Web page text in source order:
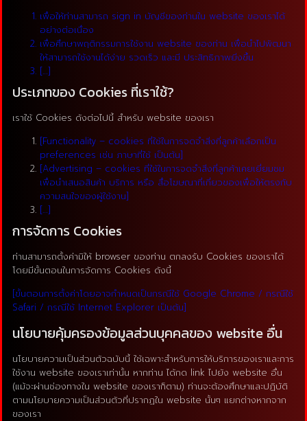
เพื่อให้ท่านสามารถ sign in บัญชีของท่านใน website ของเราได้
อย่างต่อเนื่อง
เพื่อศึกษาพฤติกรรมการใช้งาน website ของท่าน เพื่อนำไปพัฒนา
ให้สามารถใช้งานได้ง่าย รวดเร็ว และมี ประสิทธิภาพยิ่งขึ้น
[…]
ประเภทของ Cookies ที่เราใช้?
เราใช้ Cookies ดังต่อไปนี้ สำหรับ website ของเรา
[Functionality – cookies ที่ใช้ในการจดจำสิ่งที่ลูกค้าเลือกเป็น
preferences เช่น ภาษาที่ใช้ เป็นต้น]
[Advertising – cookies ที่ใช้ในการจดจำสิ่งที่ลูกค้าเคยเยี่ยมชม
เพื่อนำเสนอสินค้า บริการ หรือ สื่อโฆษณาที่เกี่ยวของเพื่อให้ตรงกับ
ความสนใจของผู้ใช้งาน]
[…]
การจัดการ Cookies
ท่านสามารถตั้งค่ามิให้ browser ของท่าน ตกลงรับ Cookies ของเราได้
โดยมีขั้นตอนในการจัดการ Cookies ดังนี้
[ขั้นตอนการตั้งค่าโดยอาจกำหนดเป็นกรณีใช้ Google Chrome / กรณีใช้
Safari / กรณีใช้ Internet Explorer เป็นต้น]
นโยบายคุ้มครองข้อมูลส่วนบุคคลของ website อื่น
นโยบายความเป็นส่วนตัวฉบับนี้ ใช้เฉพาะสำหรับการให้บริการของเราและการ
ใช้งาน website ของเราเท่านั้น หากท่าน ได้กด link ไปยัง website อื่น
(แม้จะผ่านช่องทางใน website ของเราก็ตาม) ท่านจะต้องศึกษาและปฏิบัติ
ตามนโยบายความเป็นส่วนตัวที่ปรากฏใน website นั้นๆ แยกต่างหากจาก
ของเรา